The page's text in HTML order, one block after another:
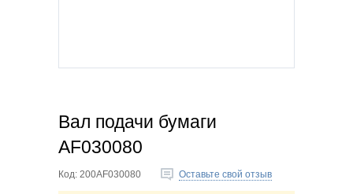
Вал подачи бумаги
AF030080
Код: 200AF030080 Оставьте свой отзыв